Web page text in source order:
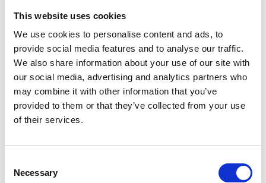
This website uses cookies
We use cookies to personalise content and ads, to
provide social media features and to analyse our traffic.
We also share information about your use of our site with
our social media, advertising and analytics partners who
may combine it with other information that you’ve
provided to them or that they’ve collected from your use
of their services.
Selection
Necessary
Der er for rollecenter ”Medlemsadministrator” tilføjet
dette: